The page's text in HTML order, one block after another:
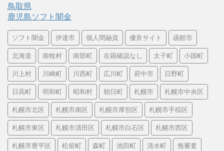
鳥取県
鹿児島ソフト闇金
ソフト闇金 伊達市 個人間融資 優良サイト 函館市
北海道 南牧村 南部町 在籍確認なし 太子町 小国町
川上村 川崎町 川西町 広川町 府中市 日野町
日高町 明和町 昭和村 朝日町 札幌市 札幌市中央区
札幌市北区 札幌市南区 札幌市厚別区 札幌市手稲区
札幌市東区 札幌市清田区 札幌市白石区 札幌市西区
札幌市豊平区 松前町 森町 池田町 清水町 無審査